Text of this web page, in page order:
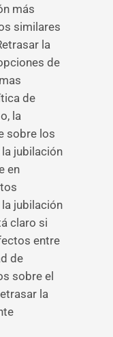
más
similares
la
de
de
la
sobre los
jubilación
en
jubilación
claro si
entre
de
sobre el
la